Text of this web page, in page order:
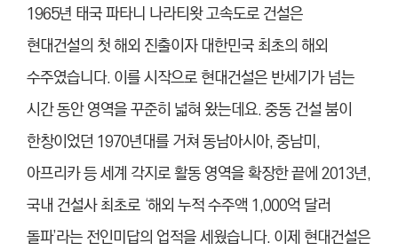
1965년 태국 파타니 나라티왓 고속도로 건설은
현대건설의 첫 해외 진출이자 대한민국 최초의 해외
수주였습니다. 이를 시작으로 현대건설은 반세기가 넘는
시간 동안 영역을 꾸준히 넓혀 왔는데요. 중동 건설 붐이
한창이었던 1970년대를 거쳐 동남아시아, 중남미,
아프리카 등 세계 각지로 활동 영역을 확장한 끝에 2013년,
국내 건설사 최초로 ‘해외 누적 수주액 1,000억 달러
돌파’라는 전인미답의 업적을 세웠습니다. 이제 현대건설은